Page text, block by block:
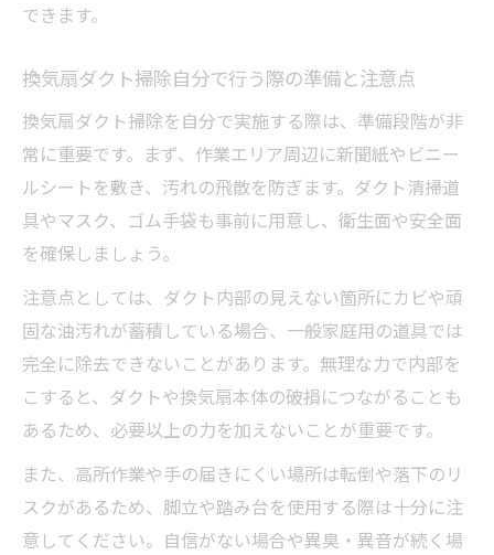
できます。
換気扇ダクト掃除自分で行う際の準備と注意点
換気扇ダクト掃除を自分で実施する際は、準備段階が非
常に重要です。まず、作業エリア周辺に新聞紙やビニー
ルシートを敷き、汚れの飛散を防ぎます。ダクト清掃道
具やマスク、ゴム手袋も事前に用意し、衛生面や安全面
を確保しましょう。
注意点としては、ダクト内部の見えない箇所にカビや頑
固な油汚れが蓄積している場合、一般家庭用の道具では
完全に除去できないことがあります。無理な力で内部を
こすると、ダクトや換気扇本体の破損につながることも
あるため、必要以上の力を加えないことが重要です。
また、高所作業や手の届きにくい場所は転倒や落下のリ
スクがあるため、脚立や踏み台を使用する際は十分に注
意してください。自信がない場合や異臭・異音が続く場